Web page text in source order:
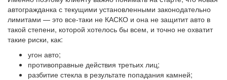
автогражданка с текущими установленными законодательно
лимитами — это все-таки не КАСКО и она не защитит авто в
такой степени, которой хотелось бы всем, и точно не охватит
такие риски, как:
угон авто;
противоправные действия третьих лиц;
разбитие стекла в результате попадания камней;